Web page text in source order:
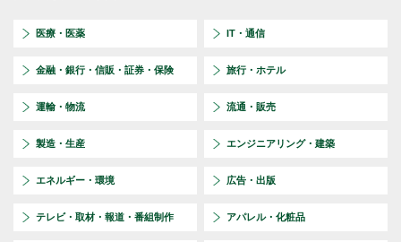
医療・医薬 IT・通信
金融・銀行・信販・証券・保険 旅行・ホテル
運輸・物流 流通・販売
製造・生産 エンジニアリング・建築
エネルギー・環境 広告・出版
テレビ・取材・報道・番組制作 アパレル・化粧品